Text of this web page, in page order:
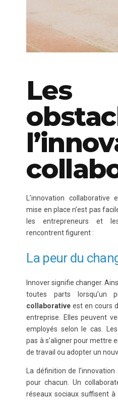
Les
L’innovation
mise en place n’est pas
les entrepreneurs et
rencontrent figurent :
La peur du
Innover signifie changer.
toutes parts lorsqu’un
collaborative est en cours
entreprise. Elles peuvent
employés selon le cas.
pas à s’aligner pour mettre
de travail ou adopter un
La définition de
pour chacun. Un
réseaux sociaux suffisent